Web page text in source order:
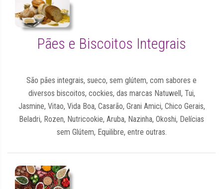
Pães e Biscoitos Integrais
São pães integrais, sueco, sem glútem, com sabores e
diversos biscoitos, cockies, das marcas Natuwell, Tui,
Jasmine, Vitao, Vida Boa, Casarão, Grani Amici, Chico Gerais,
Beladri, Rozen, Nutricookie, Aruba, Nazinha, Okoshi, Delícias
sem Glútem, Equilibre, entre outras.